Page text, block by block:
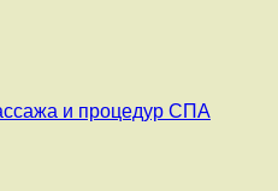
и процедур СПА